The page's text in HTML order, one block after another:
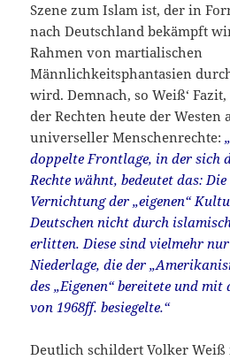
Szene zum Islam ist, der in
nach Deutschland bekämpft
Rahmen von martialischen
Männlichkeitsphantasien
wird. Demnach, so Weiß‘
der Rechten heute der Westen
universeller Menschenrechte:
doppelte Frontlage, in der sich
Rechte wähnt, bedeutet das:
Vernichtung der „eigenen“
Deutschen nicht durch
erlitten. Diese sind vielmehr nur
Niederlage, die der
des „Eigenen“ bereitete und
von 1968ff. besiegelte.“
Deutlich schildert Volker Weiß